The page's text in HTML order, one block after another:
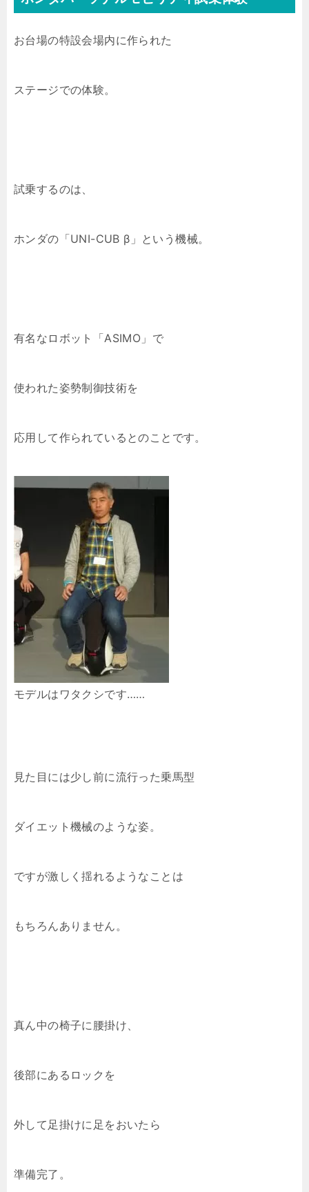
お台場の特設会場内に作られた
ステージでの体験。
試乗するのは、
ホンダの「UNI-CUB β」という機械。
有名なロボット「ASIMO」で
使われた姿勢制御技術を
応用して作られているとのことです。
モデルはワタクシです……
見た目には少し前に流行った乗馬型
ダイエット機械のような姿。
ですが激しく揺れるようなことは
もちろんありません。
真ん中の椅子に腰掛け、
後部にあるロックを
外して足掛けに足をおいたら
準備完了。